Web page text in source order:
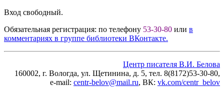
Вход свободный.
Обязательная регистрация: по телефону 53-30-80 или в
комментариях в группе библиотеки ВКонтакте.
Центр писателя В.И. Белова
160002, г. Вологда, ул. Щетинина, д. 5, тел. 8(8172)53-30-80,
e-mail: centr-belov@mail.ru, ВК: vk.com/centr_belov